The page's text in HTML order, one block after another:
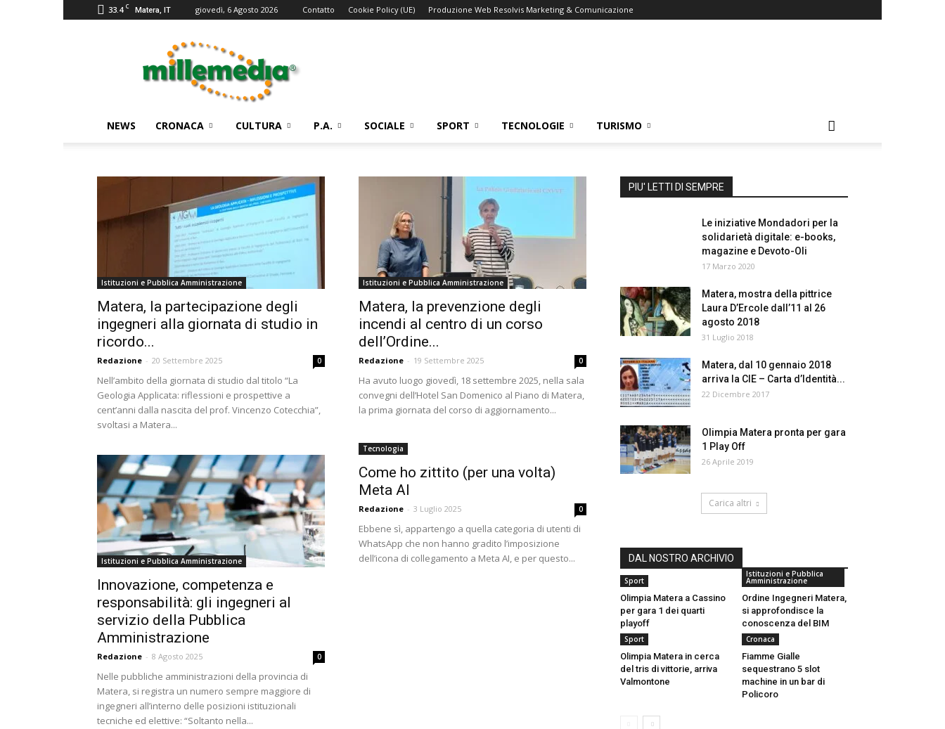
33.4 C Matera, IT giovedì, 6 Agosto 2026 Contatto Cookie Policy (UE) Produzione Web Resolvis Marketing & Comunicazione
Millemedia
Testata
Giornalistica
NEWS CRONACA CULTURA P.A. SOCIALE SPORT TECNOLOGIE TURISMO
Istituzioni e Pubblica Amministrazione
Matera, la partecipazione degli
ingegneri alla giornata di studio in
ricordo...
Redazione - 20 Settembre 2025 0
Nell’ambito della giornata di studio dal titolo “La
Geologia Applicata: riflessioni e prospettive a
cent’anni dalla nascita del prof. Vincenzo Cotecchia”,
svoltasi a Matera...
Istituzioni e Pubblica Amministrazione
Matera, la prevenzione degli
incendi al centro di un corso
dell’Ordine...
Redazione - 19 Settembre 2025 0
Ha avuto luogo giovedì, 18 settembre 2025, nella sala
convegni dell’Hotel San Domenico al Piano di Matera,
la prima giornata del corso di aggiornamento...
Istituzioni e Pubblica Amministrazione
Innovazione, competenza e
responsabilità: gli ingegneri al
servizio della Pubblica
Amministrazione
Redazione - 8 Agosto 2025 0
Nelle pubbliche amministrazioni della provincia di
Matera, si registra un numero sempre maggiore di
ingegneri all’interno delle posizioni istituzionali
tecniche ed elettive: “Soltanto nella...
Tecnologia
Come ho zittito (per una volta)
Meta AI
Redazione - 3 Luglio 2025 0
Ebbene sì, appartengo a quella categoria di utenti di
WhatsApp che non hanno gradito l’imposizione
dell’icona di collegamento a Meta AI, e per questo...
PIU' LETTI DI SEMPRE
Le iniziative Mondadori per la
solidarietà digitale: e-books,
magazine e Devoto-Oli
17 Marzo 2020
Matera, mostra della pittrice
Laura D’Ercole dall’11 al 26
agosto 2018
31 Luglio 2018
Matera, dal 10 gennaio 2018
arriva la CIE – Carta d’Identità...
22 Dicembre 2017
Olimpia Matera pronta per gara
1 Play Off
26 Aprile 2019
Carica altri
DAL NOSTRO ARCHIVIO
Sport
Olimpia Matera a Cassino
per gara 1 dei quarti
playoff
Istituzioni e Pubblica
Amministrazione
Ordine Ingegneri Matera,
si approfondisce la
conoscenza del BIM
Sport
Olimpia Matera in cerca
del tris di vittorie, arriva
Valmontone
Cronaca
Fiamme Gialle
sequestrano 5 slot
machine in un bar di
Policoro